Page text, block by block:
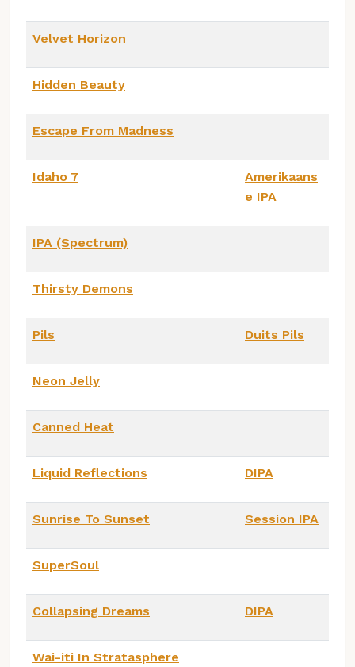
Velvet Horizon
Hidden Beauty
Escape From Madness
Idaho 7
Amerikaans
e IPA
IPA (Spectrum)
Thirsty Demons
Pils Duits Pils
Neon Jelly
Canned Heat
Liquid Reflections DIPA
Sunrise To Sunset Session IPA
SuperSoul
Collapsing Dreams DIPA
Wai-iti In Stratasphere